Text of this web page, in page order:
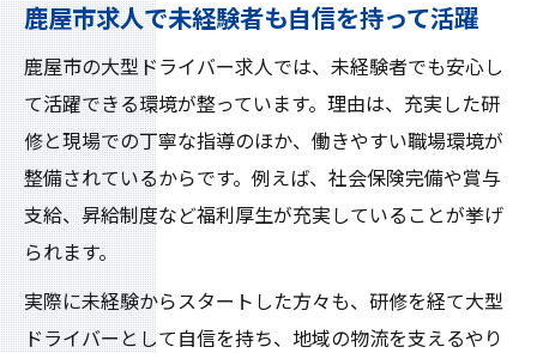
鹿屋市求人で未経験者も自信を持って活躍
鹿屋市の大型ドライバー求人では、未経験者でも安心し
て活躍できる環境が整っています。理由は、充実した研
修と現場での丁寧な指導のほか、働きやすい職場環境が
整備されているからです。例えば、社会保険完備や賞与
支給、昇給制度など福利厚生が充実していることが挙げ
られます。
実際に未経験からスタートした方々も、研修を経て大型
ドライバーとして自信を持ち、地域の物流を支えるやり